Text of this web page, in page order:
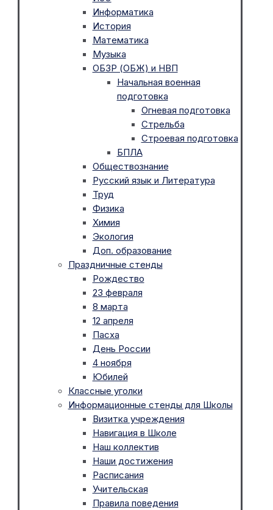
Информатика
История
Математика
Музыка
ОБЗР (ОБЖ) и НВП
Начальная военная
подготовка
Огневая подготовка
Стрельба
Строевая подготовка
БПЛА
Обществознание
Русский язык и Литература
Труд
Физика
Химия
Экология
Доп. образование
Праздничные стенды
Рождество
23 февраля
8 марта
12 апреля
Пасха
День России
4 ноября
Юбилей
Классные уголки
Информационные стенды для Школы
Визитка учреждения
Навигация в Школе
Наш коллектив
Наши достижения
Расписания
Учительская
Правила поведения